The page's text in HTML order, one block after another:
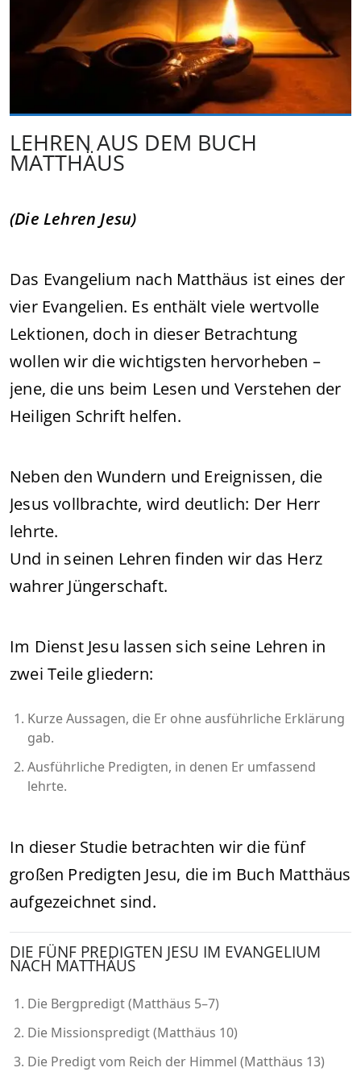
LEHREN AUS DEM BUCH
MATTHÄUS
(Die Lehren Jesu)
Das Evangelium nach Matthäus ist eines der
vier Evangelien. Es enthält viele wertvolle
Lektionen, doch in dieser Betrachtung
wollen wir die wichtigsten hervorheben –
jene, die uns beim Lesen und Verstehen der
Heiligen Schrift helfen.
Neben den Wundern und Ereignissen, die
Jesus vollbrachte, wird deutlich: Der Herr
lehrte.
Und in seinen Lehren finden wir das Herz
wahrer Jüngerschaft.
Im Dienst Jesu lassen sich seine Lehren in
zwei Teile gliedern:
Kurze Aussagen, die Er ohne ausführliche Erklärung
gab.
Ausführliche Predigten, in denen Er umfassend
lehrte.
In dieser Studie betrachten wir die fünf
großen Predigten Jesu, die im Buch Matthäus
aufgezeichnet sind.
DIE FÜNF PREDIGTEN JESU IM EVANGELIUM
NACH MATTHÄUS
Die Bergpredigt (Matthäus 5–7)
Die Missionspredigt (Matthäus 10)
Die Predigt vom Reich der Himmel (Matthäus 13)